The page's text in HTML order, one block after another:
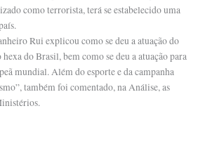
como terrorista, terá se estabelecido uma
Rui explicou como se deu a atuação do
do Brasil, bem como se deu a atuação para
mundial. Além do esporte e da campanha
também foi comentado, na Análise, as